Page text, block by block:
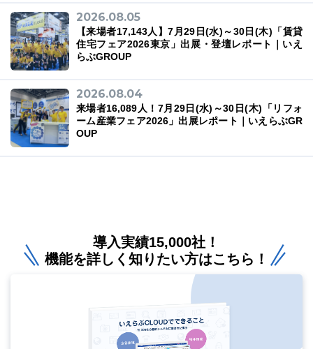
2026.08.05
【来場者17,143人】7月29日(水)～30日(木)「賃貸
住宅フェア2026東京」出展・登壇レポート｜いえ
らぶGROUP
2026.08.04
来場者16,089人！7月29日(水)～30日(木)「リフォ
ーム産業フェア2026」出展レポート｜いえらぶGR
OUP
導入実績15,000社！
機能を詳しく知りたい方はこちら！